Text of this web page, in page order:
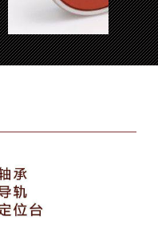
NACHI 深沟球轴